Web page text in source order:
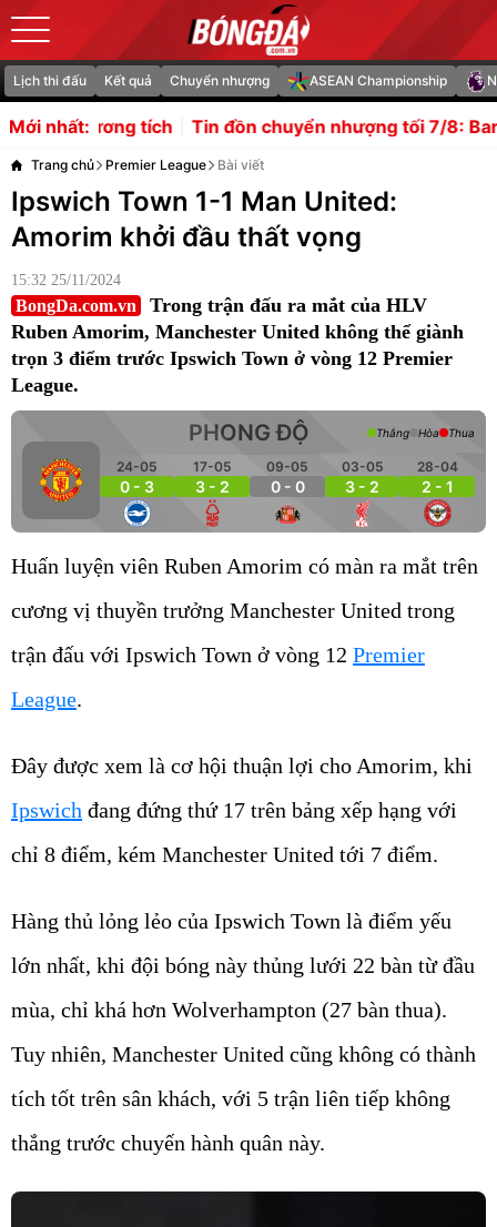
Lịch thi đấu Kết quả Chuyển nhượng ASEAN Championship
Mới nhất:
Tin đồn chuyển nhượng tối 7/8: Barca chi đậm mua
Trang chủ Premier League Bài viết
Ipswich Town 1-1 Man United:
Amorim khởi đầu thất vọng
15:32 25/11/2024
BongDa.com.vn
Trong trận đấu ra mắt của HLV
Ruben Amorim, Manchester United không thể giành
trọn 3 điểm trước Ipswich Town ở vòng 12 Premier
League.
PHONG ĐỘ
24-05
0 - 3
17-05
3 - 2
09-05
0 - 0
03-05
3 - 2
28-04
2 - 1
Thắng Hòa Thua
Huấn luyện viên Ruben Amorim có màn ra mắt trên
cương vị thuyền trưởng Manchester United trong
trận đấu với Ipswich Town ở vòng 12 Premier
League.
Đây được xem là cơ hội thuận lợi cho Amorim, khi
Ipswich đang đứng thứ 17 trên bảng xếp hạng với
chỉ 8 điểm, kém Manchester United tới 7 điểm.
Hàng thủ lỏng lẻo của Ipswich Town là điểm yếu
lớn nhất, khi đội bóng này thủng lưới 22 bàn từ đầu
mùa, chỉ khá hơn Wolverhampton (27 bàn thua).
Tuy nhiên, Manchester United cũng không có thành
tích tốt trên sân khách, với 5 trận liên tiếp không
thắng trước chuyến hành quân này.